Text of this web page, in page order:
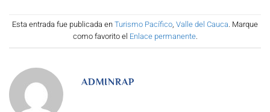
Esta entrada fue publicada en Turismo Pacífico, Valle del Cauca. Marque
como favorito el Enlace permanente.
ADMINRAP